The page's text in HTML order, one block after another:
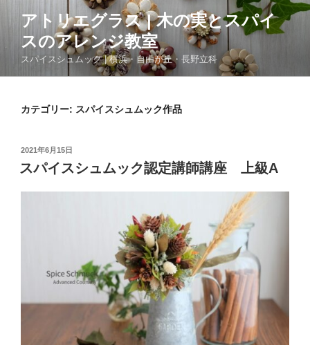
ツ
アトリエグラス | 木の実とスパイ
スのアレンジ教室
スパイスシュムック | 横浜・自由が丘・長野立科
カテゴリー: スパイスシュムック作品
投
稿
日:
2021年6月15日
スパイスシュムック認定講師講座 上級A